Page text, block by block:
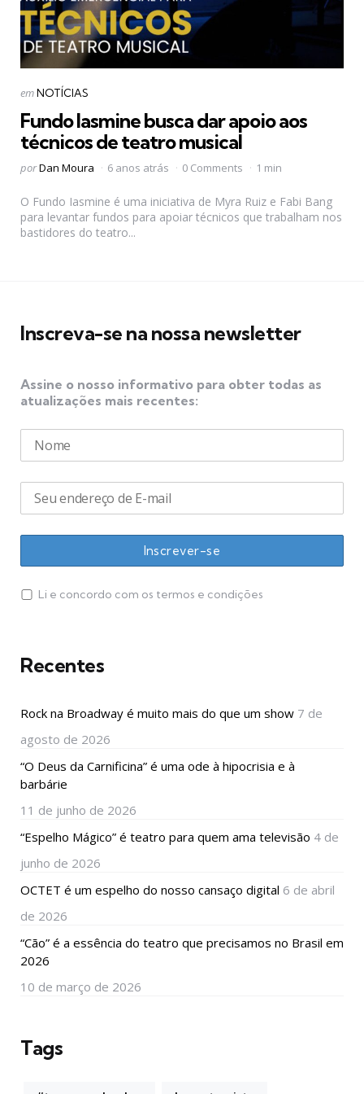
Categorias
Postado
emNOTÍCIAS
Fundo Iasmine busca dar apoio aos
técnicos de teatro musical
Postado
porDan Moura 6 anos atrás 0 Comments 1 min
O Fundo Iasmine é uma iniciativa de Myra Ruiz e Fabi Bang
para levantar fundos para apoiar técnicos que trabalham nos
bastidores do teatro...
Inscreva-se na nossa newsletter
Assine o nosso informativo para obter todas as
atualizações mais recentes:
Li e concordo com os termos e condições
Recentes
Rock na Broadway é muito mais do que um show 7 de
agosto de 2026
“O Deus da Carnificina” é uma ode à hipocrisia e à
barbárie
11 de junho de 2026
“Espelho Mágico” é teatro para quem ama televisão 4 de
junho de 2026
OCTET é um espelho do nosso cansaço digital 6 de abril
de 2026
“Cão” é a essência do teatro que precisamos no Brasil em
2026
10 de março de 2026
Tags